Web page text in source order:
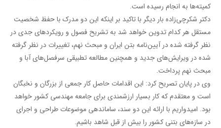
کمیته‌ها به انجام رسیده است.
دکتر شکرچی‌زاده بار دیگر با تاکید بر اینکه این دو مدرک با حفظ شخصیت
مستقل هر کدام تدوین خواهد شد به تشریح فصول و رویکردهای جدی در
نظر گرفته شده در آیین‌نامه‌ بتن ایران و مبحث نهم، تغییرات در نظر گرفته
شده در ویرایش‌های جدید و همچنین مطالعه تطبیقی سرفصل‌های آبا و
مبحث نهم پرداخت.
وی در پایان تصریح کرد: این اقدامات حاصل کار جمعی از بزرگان و نخبگان
است و معتقدم که کار بسیار ارزشمندی برای جامعه مهندسی کشور خواهد
بود. امیدواریم با ارائه این دو سند، ساماندهی موضوعات طراحی و اجرای
در سازه‌های بتنی کشور را بیش از قبل شاهد باشیم.